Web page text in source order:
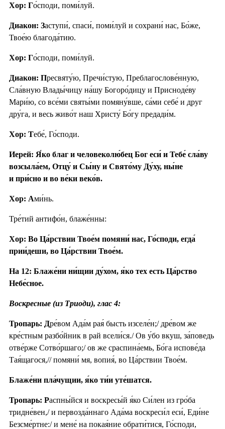
Хор: Го́споди, поми́луй.
Диакон: Заступи́, спаси́, поми́луй и сохрани́ нас, Бо́же,
Твое́ю благода́тию.
Хор: Го́споди, поми́луй.
Диакон: Пресвяту́ю, Пречи́стую, Преблагослове́нную,
Сла́вную Влады́чицу на́шу Богоро́дицу и Присноде́ву
Мари́ю, со все́ми святы́ми помяну́вше, са́ми себе́ и друг
дру́га, и весь живо́т наш Христу́ Бо́гу предади́м.
Хор: Тебе́, Го́споди.
Иерей: Я́ко благ и человеколю́бец Бог еси́ и Тебе́ сла́ву
возсыла́ем, Отцу́ и Сы́ну и Свято́му Ду́ху, ны́не
и при́сно и во ве́ки веко́в.
Хор: Ами́нь.
Тре́тий антифо́н, блаже́нны:
Хор: Во Ца́рствии Твое́м помяни́ нас, Го́споди, егда́
прии́деши, во Ца́рствии Твое́м.
На 12: Блаже́ни ни́щии ду́хом, я́ко тех есть Ца́рство
Небе́сное.
Воскресные (из Триоди), глас 4:
Тропарь: Дре́вом Ада́м рая́ бысть изселе́н;/ дре́вом же
кре́стным разбо́йник в рай всели́ся./ Ов у́бо вкуш, за́поведь
отве́рже Сотво́ршаго;/ ов же сраспина́емь, Бо́га испове́да
Тая́щагося,// помяни́ мя, вопия́, во Ца́рствии Твое́м.
Блаже́ни пла́чущии, я́ко ти́и уте́шатся.
Тропарь: Распны́йся и воскресы́й я́ко Си́лен из гро́ба
тридне́вен,/ и первозда́ннаго Ада́ма воскреси́л еси́, Еди́не
Безсме́ртне:/ и мене́ на покая́ние обрати́тися, Го́споди,